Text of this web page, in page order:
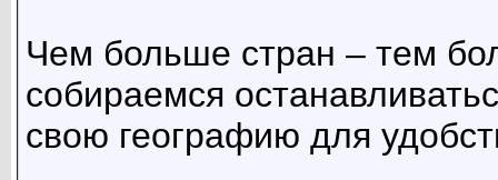
Чем больше стран – тем
собираемся
свою географию для